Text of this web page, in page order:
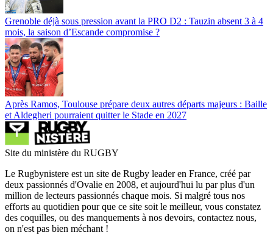
Grenoble déjà sous pression avant la PRO D2 : Tauzin absent 3 à 4
mois, la saison d’Escande compromise ?
Après Ramos, Toulouse prépare deux autres départs majeurs : Baille
et Aldegheri pourraient quitter le Stade en 2027
Site du ministère du RUGBY
Le Rugbynistere est un site de Rugby leader en France, créé par
deux passionnés d'Ovalie en 2008, et aujourd'hui lu par plus d'un
million de lecteurs passionnés chaque mois. Si malgré tous nos
efforts au quotidien pour que ce site soit le meilleur, vous constatez
des coquilles, ou des manquements à nos devoirs, contactez nous,
on n'est pas bien méchant !